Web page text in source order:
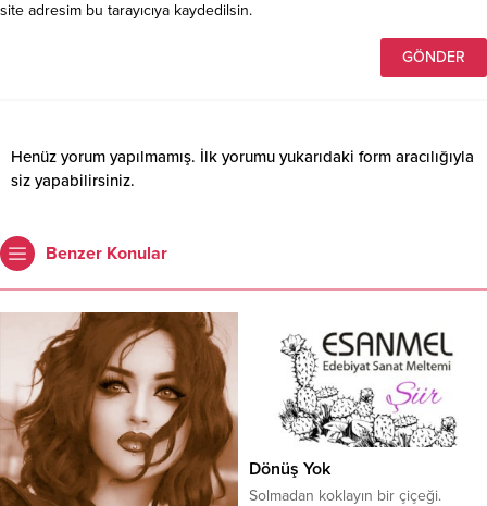
site adresim bu tarayıcıya kaydedilsin.
Henüz yorum yapılmamış. İlk yorumu yukarıdaki form aracılığıyla
siz yapabilirsiniz.
Benzer Konular
Dönüş Yok
Solmadan koklayın bir çiçeği.